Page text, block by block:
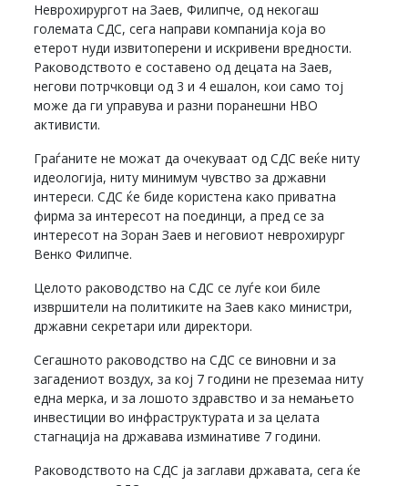
Неврохирургот на Заев, Филипче, од некогаш
големата СДС, сега направи компанија која во
етерот нуди извитоперени и искривени вредности.
Раководството е составено од децата на Заев,
негови потрчковци од 3 и 4 ешалон, кои само тој
може да ги управува и разни поранешни НВО
активисти.
Граѓаните не можат да очекуваат од СДС веќе ниту
идеологија, ниту минимум чувство за државни
интереси. СДС ќе биде користена како приватна
фирма за интересот на поединци, а пред се за
интересот на Зоран Заев и неговиот неврохирург
Венко Филипче.
Целото раководство на СДС се луѓе кои биле
извршители на политиките на Заев како министри,
државни секретари или директори.
Сегашното раководство на СДС се виновни и за
загадениот воздух, за кој 7 години не преземаа ниту
една мерка, и за лошото здравство и за немањето
инвестиции во инфраструктурата и за целата
стагнација на државава изминативе 7 години.
Раководството на СДС ја заглави државата, сега ќе